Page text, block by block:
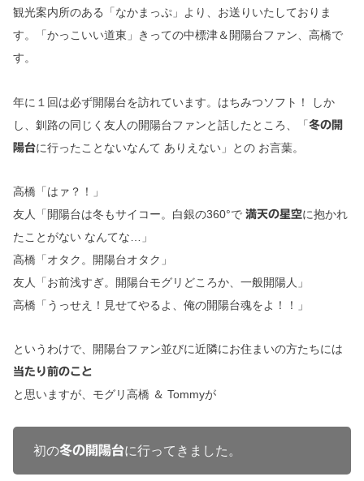
観光案内所のある「なかまっぷ」より、お送りいたしておりま
す。
「かっこいい道東」きっての中標津＆開陽台ファン、高橋で
す。
年に１回は必ず開陽台を訪れています。はちみつソフト！
しか
し、釧路の同じく友人の開陽台ファンと話したところ、
「冬の開
陽台に行ったことないなんて ありえない」 との お言葉。
高橋「はァ？！」
友人「開陽台は冬もサイコー。白銀の360°で満天の星空に抱かれ
たことがない なんてな…」
高橋「オタク。開陽台オタク」
友人「お前浅すぎ。開陽台モグリどころか、一般開陽人」
高橋「うっせえ！見せてやるよ、俺の開陽台魂をよ！！」
というわけで、 開陽台ファン並びに近隣にお住まいの方たちには
当たり前のこと
と思いますが、 モグリ高橋 ＆ Tommyが
初の冬の開陽台に行ってきました